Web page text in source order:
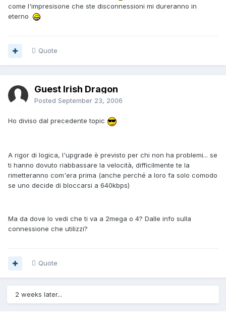
come l'impresisone che ste disconnessioni mi dureranno in
eterno
Quote
Guest Irish Dragon
Posted September 23, 2006
Ho diviso dal precedente topic
A rigor di logica, l'upgrade è previsto per chi non ha problemi... se
ti hanno dovuto riabbassare la velocità, difficilmente te la
rimetteranno com'era prima (anche perché a loro fa solo comodo
se uno decide di bloccarsi a 640kbps)
Ma da dove lo vedi che ti va a 2mega o 4? Dalle info sulla
connessione che utilizzi?
Quote
2 weeks later...